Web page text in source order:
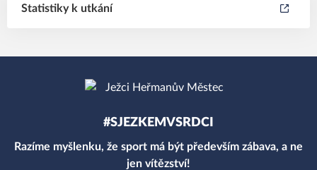
Statistiky k utkání
#SJEZKEMVSRDCI
Razíme myšlenku, že sport má být především zábava, a ne
jen vítězství!